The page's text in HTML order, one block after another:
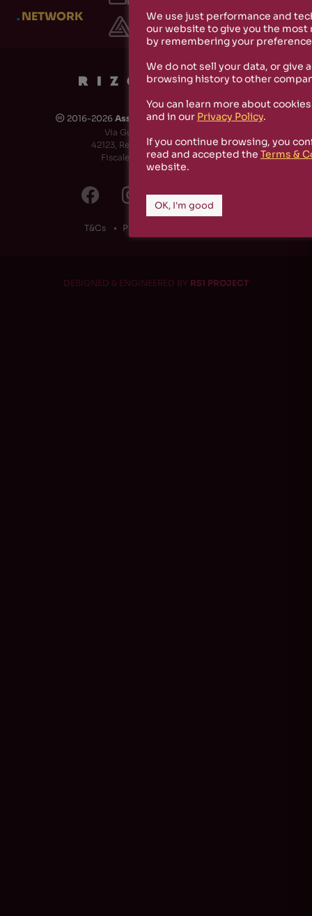
.NETWORK
🅭 2016-2026 Associazione Culturale Rizosfera
Via Guido de Ruggiero, 6
42123, Reggio Emilia (RE) - Italy
Fiscale Code: 91174790351
T&Cs Privacy Policy
DESIGNED & ENGINEERED BY RS1 PROJECT
We use just performance and
our website to give you the
by remembering your
We do not sell your data, or give
browsing history to other
You can learn more about
and in our Privacy Policy.
If you continue browsing, you
read and accepted the Terms &
website.
OK, I'm good